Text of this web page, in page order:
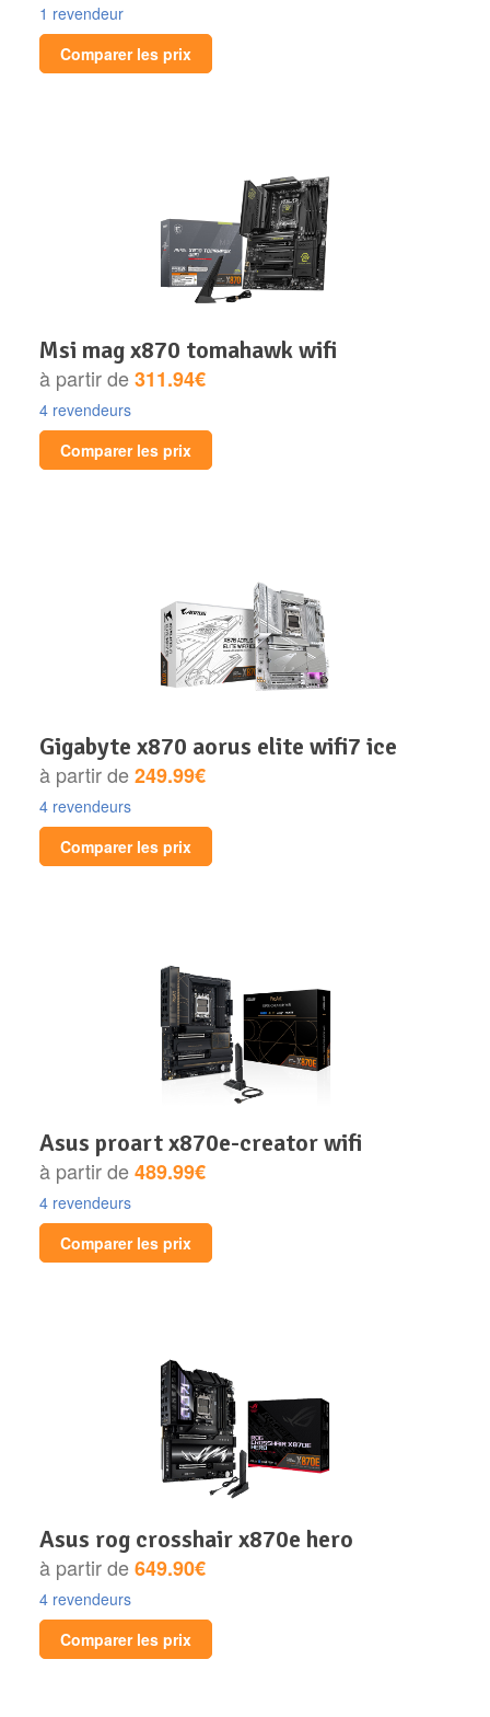
1 revendeur
Comparer les prix
msi mag x870 tomahawk wifi
à partir de311.94€
4 revendeurs
Comparer les prix
gigabyte x870 aorus elite wifi7 ice
à partir de249.99€
4 revendeurs
Comparer les prix
asus proart x870e-creator wifi
à partir de489.99€
4 revendeurs
Comparer les prix
asus rog crosshair x870e hero
à partir de649.90€
4 revendeurs
Comparer les prix